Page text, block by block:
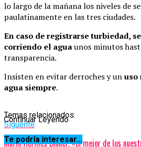
lo largo de la mañana los niveles de
paulatinamente en las tres ciudades.
En caso de registrarse turbiedad,
corriendo el aguaunos minutos
transparencia.
Insisten en evitar derroches y unuso
agua siempre.
Temas relacionados:
Siguente
Murió Hermes Binner, «el mejor de los
Continuar Leyendo
Te podría interesar...